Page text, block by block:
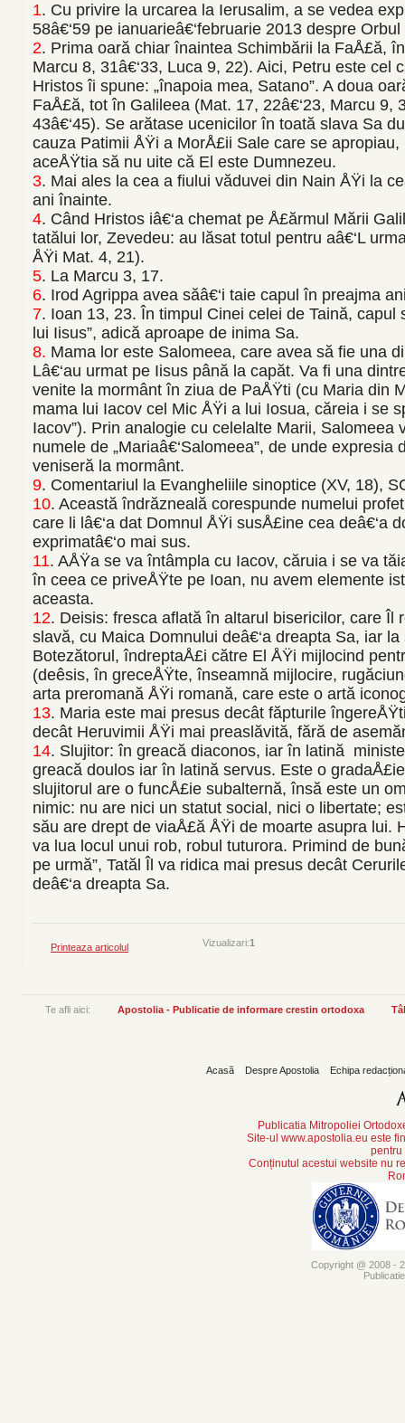
1. Cu privire la urcarea la Ierusalim, a se vedea
58â€‘59 pe ianuarieâ€‘februarie 2013 despre
2. Prima oară chiar înaintea Schimbării la FaÅ£ă,
Marcu 8, 31â€‘33, Luca 9, 22). Aici, Petru este cel
Hristos îi spune: „înapoia mea, Satano”. A doua
FaÅ£ă, tot în Galileea (Mat. 17, 22â€‘23, Marcu 9,
43â€‘45). Se arătase ucenicilor în toată slava Sa
cauza Patimii ÅŸi a MorÅ£ii Sale care se
aceÅŸtia să nu uite că El este Dumnezeu.
3. Mai ales la cea a fiului văduvei din Nain ÅŸi la
ani înainte.
4. Când Hristos iâ€‘a chemat pe Å£ărmul Mării
tatălui lor, Zevedeu: au lăsat totul pentru aâ€‘L
ÅŸi Mat. 4, 21).
5. La Marcu 3, 17.
6. Irod Agrippa avea săâ€‘i taie capul în preajma
7. Ioan 13, 23. În timpul Cinei celei de Taină, capul
lui Iisus”, adică aproape de inima Sa.
8. Mama lor este Salomeea, care avea să fie una
Lâ€‘au urmat pe Iisus până la capăt. Va fi una
venite la mormânt în ziua de PaÅŸti (cu Maria din
mama lui Iacov cel Mic ÅŸi a lui Iosua, căreia i se
Iacov”). Prin analogie cu celelalte Marii, Salomeea
numele de „Mariaâ€‘Salomeea”, de unde expresia
veniseră la mormânt.
9. Comentariul la Evangheliile sinoptice (XV, 18),
10. Această îndrăzneală corespunde numelui
care li lâ€‘a dat Domnul ÅŸi susÅ£ine cea deâ€‘a
exprimatâ€‘o mai sus.
11. AÅŸa se va întâmpla cu Iacov, căruia i se va
în ceea ce priveÅŸte pe Ioan, nu avem elemente
aceasta.
12. Deisis: fresca aflată în altarul bisericilor, care Îl
slavă, cu Maica Domnului deâ€‘a dreapta Sa, iar
Botezătorul, îndreptaÅ£i către El ÅŸi mijlocind
(deêsis, în greceÅŸte, înseamnă mijlocire,
arta preromană ÅŸi romană, care este o artă
13. Maria este mai presus decât făpturile
decât Heruvimii ÅŸi mai preaslăvită, fără de
14. Slujitor: în greacă diaconos, iar în latină
greacă doulos iar în latină servus. Este o
slujitorul are o funcÅ£ie subalternă, însă este un
nimic: nu are nici un statut social, nici o libertate;
său are drept de viaÅ£ă ÅŸi de moarte asupra lui.
va lua locul unui rob, robul tuturora. Primind de
pe urmă”, Tatăl Îl va ridica mai presus decât
deâ€‘a dreapta Sa.
Printeaza articolul Vizualizari:1
Te afli aici: Apostolia - Publicatie de informare crestin ortodoxa
Acasă Despre Apostolia Echipa
Publicatia Mitropoliei
Site-ul www.apostolia.eu este
pentru
Conținutul acestui website nu
Copyright @ 2008 -